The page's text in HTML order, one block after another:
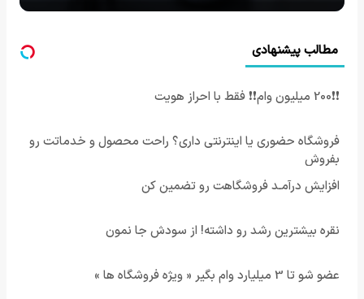
مطالب پیشنهادی
❗❗200 میلیون وام❗❗ فقط با احراز هویت
فروشگاه حضوری یا اینترنتی داری؟ راحت محصول و خدماتت رو
بفروش
افزایش درآمـد فروشگاهت رو تضمین کن
نقره بیشترین رشد رو داشته! از سودش جا نمون
عضو شو تا 3 میلیارد وام بگیر « ویژه فروشگاه ها »